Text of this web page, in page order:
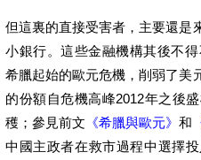
但這裏的直接受害者，主要還是
小銀行。這些金融機構其後不
希臘起始的歐元危機，削弱了美
的份額自危機高峰2012年之後
穫；參見前文 《希臘與歐元》和
中國主政者在救市過程中選擇